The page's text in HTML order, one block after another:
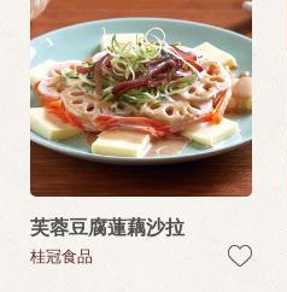
芙蓉豆腐蓮藕沙拉
桂冠食品